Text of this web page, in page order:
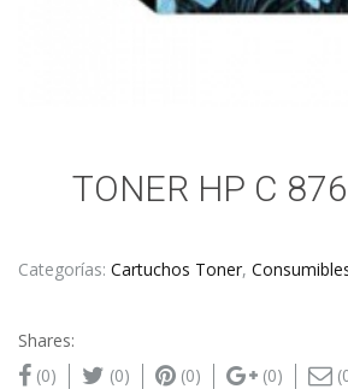
TONER HP C
Categorías: Cartuchos Toner,
Shares:
(0)
(0) (0) (0)